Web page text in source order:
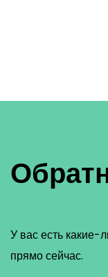
У вас есть
прямо сейчас.